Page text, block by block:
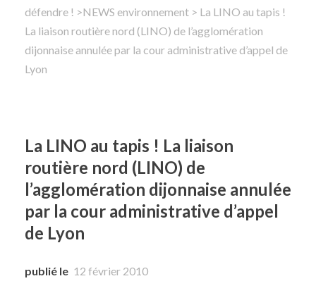
Rechercher
défendre ! >NEWS environnement > La LINO au tapis !
La liaison routière nord (LINO) de l’agglomération
dijonnaise annulée par la cour administrative d’appel de
Lyon
La LINO au tapis ! La liaison
routière nord (LINO) de
l’agglomération dijonnaise annulée
par la cour administrative d’appel
de Lyon
publié le 12 février 2010